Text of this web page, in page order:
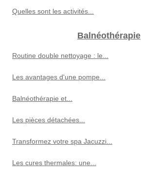
Quelles sont les activités...
Balnéothérapie
Routine double nettoyage : le...
Les avantages d'une pompe...
Balnéothérapie et...
Les pièces détachées...
Transformez votre spa Jacuzzi...
Les cures thermales: une...